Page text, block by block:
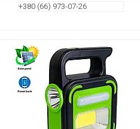
+380 (66) 973-07-26